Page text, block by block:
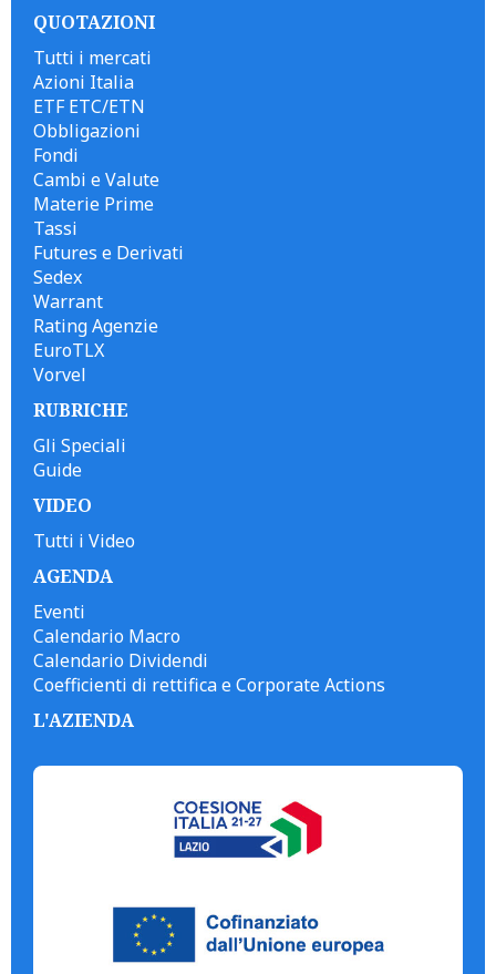
QUOTAZIONI
Tutti i mercati
Azioni Italia
ETF ETC/ETN
Obbligazioni
Fondi
Cambi e Valute
Materie Prime
Tassi
Futures e Derivati
Sedex
Warrant
Rating Agenzie
EuroTLX
Vorvel
RUBRICHE
Gli Speciali
Guide
VIDEO
Tutti i Video
AGENDA
Eventi
Calendario Macro
Calendario Dividendi
Coefficienti di rettifica e Corporate Actions
L'AZIENDA